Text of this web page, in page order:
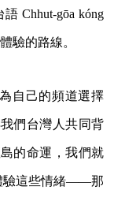
​​Chhut-gōa kóng
驗的路線。
自己的頻道選擇
們台灣人共同背
的命運，我們就
驗這些情緒——那